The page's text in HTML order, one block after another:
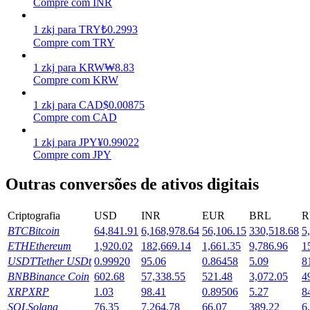
Ganhar
Ganhe recompensas competitivas diariamente
1 zkj para TRY₺0.2993
Compre com TRY
1 zkj para KRW₩8.83
Compre com KRW
1 zkj para CAD$0.00875
Compre com CAD
1 zkj para JPY¥0.99022
Compre com JPY
Outras conversões de ativos digitais
Criptografia USD INR EUR BRL
BTCBitcoin 64,841.91 6,168,978.64 56,106.15 330,518.68
ETHEthereum 1,920.02 182,669.14 1,661.35 9,786.96
USDTTether USDt 0.99920 95.06 0.86458 5.09
BNBBinance Coin 602.68 57,338.55 521.48 3,072.05
XRPXRP 1.03 98.41 0.89506 5.27
SOLSolana 76.35 7,264.78 66.07 389.22